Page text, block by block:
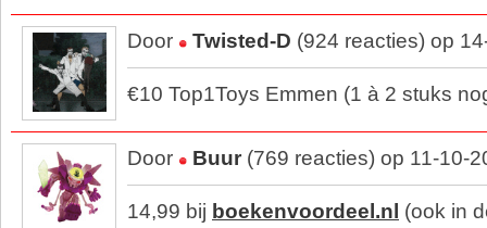
Door Twisted-D (924 reacties) op
€10 Top1Toys Emmen (1 à 2 stuks
Door Buur (769 reacties) op 11-10-
14,99 bij boekenvoordeel.nl (ook in